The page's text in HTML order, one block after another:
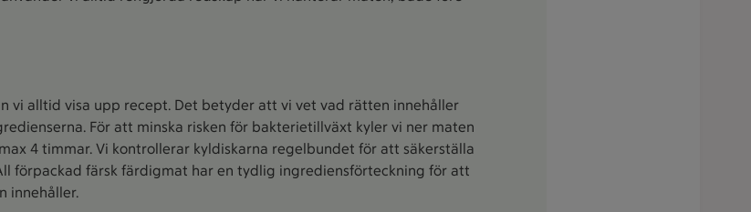
vi alltid visa upp recept. Det betyder att vi vet vad rätten innehåller
För att minska risken för bakterietillväxt kyler vi ner maten
max 4 timmar. Vi kontrollerar kyldiskarna regelbundet för att säkerställa
förpackad färsk färdigmat har en tydlig ingrediensförteckning för att
innehåller.